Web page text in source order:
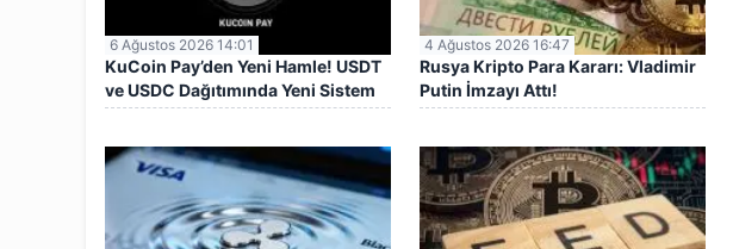
6 Ağustos 2026 14:01
KuCoin Pay’den Yeni Hamle! USDT
ve USDC Dağıtımında Yeni Sistem
4 Ağustos 2026 16:47
Rusya Kripto Para Kararı: Vladimir
Putin İmzayı Attı!